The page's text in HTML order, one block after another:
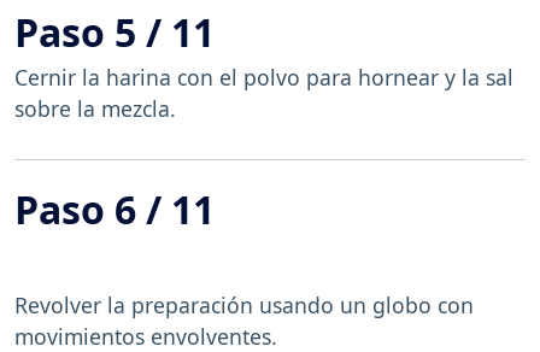
Paso 5 / 11
Cernir la harina con el polvo para hornear y la sal
sobre la mezcla.
Paso 6 / 11
Revolver la preparación usando un globo con
movimientos envolventes.